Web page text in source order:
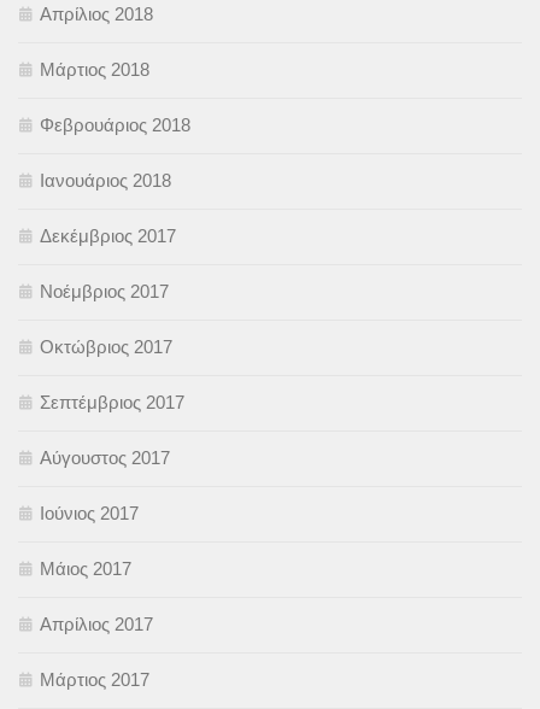
Απρίλιος 2018
Μάρτιος 2018
Φεβρουάριος 2018
Ιανουάριος 2018
Δεκέμβριος 2017
Νοέμβριος 2017
Οκτώβριος 2017
Σεπτέμβριος 2017
Αύγουστος 2017
Ιούνιος 2017
Μάιος 2017
Απρίλιος 2017
Μάρτιος 2017